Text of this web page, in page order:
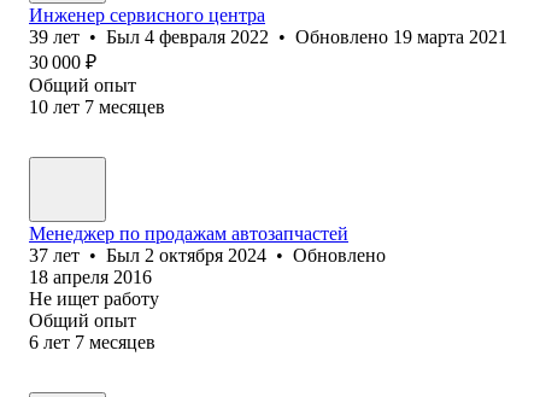
Инженер сервисного центра
39 лет • Был 4 февраля 2022 • Обновлено 19 марта 2021
30 000 ₽
Общий опыт
10 лет 7 месяцев
Менеджер по продажам автозапчастей
37 лет • Был 2 октября 2024 • Обновлено
18 апреля 2016
Не ищет работу
Общий опыт
6 лет 7 месяцев